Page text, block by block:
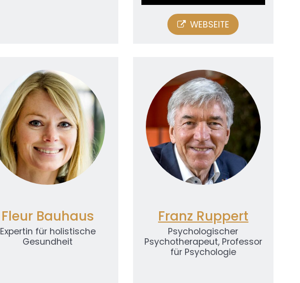
Consent Management
Platform
Nutzung des Service zu, um
dieses Video anzusehen.
Powered byUsercentrics
Consent Management
Platform
WEBSEITE
Fleur Bauhaus
Expertin für holistische
Gesundheit
Franz Ruppert
Psychologischer
Psychotherapeut, Professor
für Psychologie